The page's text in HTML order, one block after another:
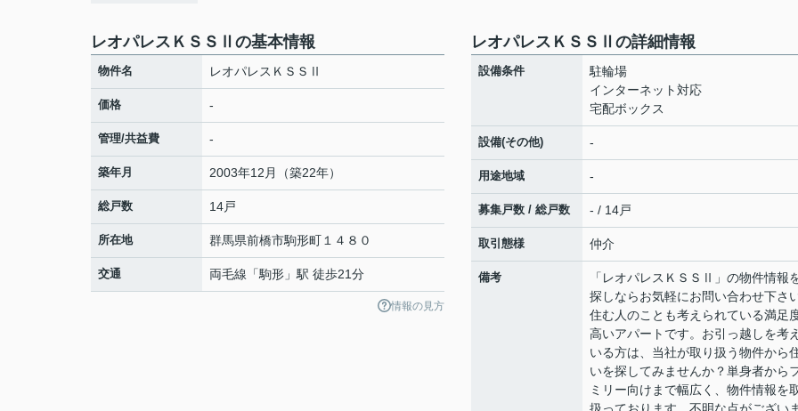
レオパレスＫＳＳⅡの基本情報
物件名 レオパレスＫＳＳⅡ
価格 -
管理/共益費 -
築年月 2003年12月（築22年）
総戸数 14戸
所在地 群馬県前橋市駒形町 １４８０
交通 両毛線 「駒形 」駅 徒歩21分
情報の見方
レオパレスＫＳＳⅡの詳細情報
設備条件
駐輪場
インターネット対応
宅配ボックス
設備(その他) -
用途地域 -
募集戸数 / 総戸数 - / 14戸
取引態様 仲介
備考
「レオパレスＫＳＳⅡ」の物件情報
探しならお気軽にお問い合わせ下さい
住む人のことも考えられている満足
高いアパートです。お引っ越しを考
いる方は、当社が取り扱う物件から
いを探してみませんか？単身者から
ミリー向けまで幅広く、物件情報を